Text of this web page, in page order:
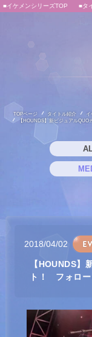
■イケメンシリーズTOP ■タ
TOPページ タイトル紹介 イ
【HOUNDS】新ビジュアル
2018/04/02
【HOUNDS】
ト！ フォロー